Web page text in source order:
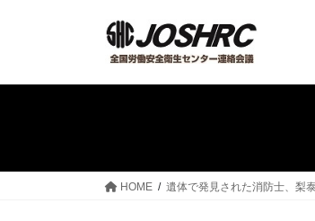
HOME 遺体で発見された消防士、梨